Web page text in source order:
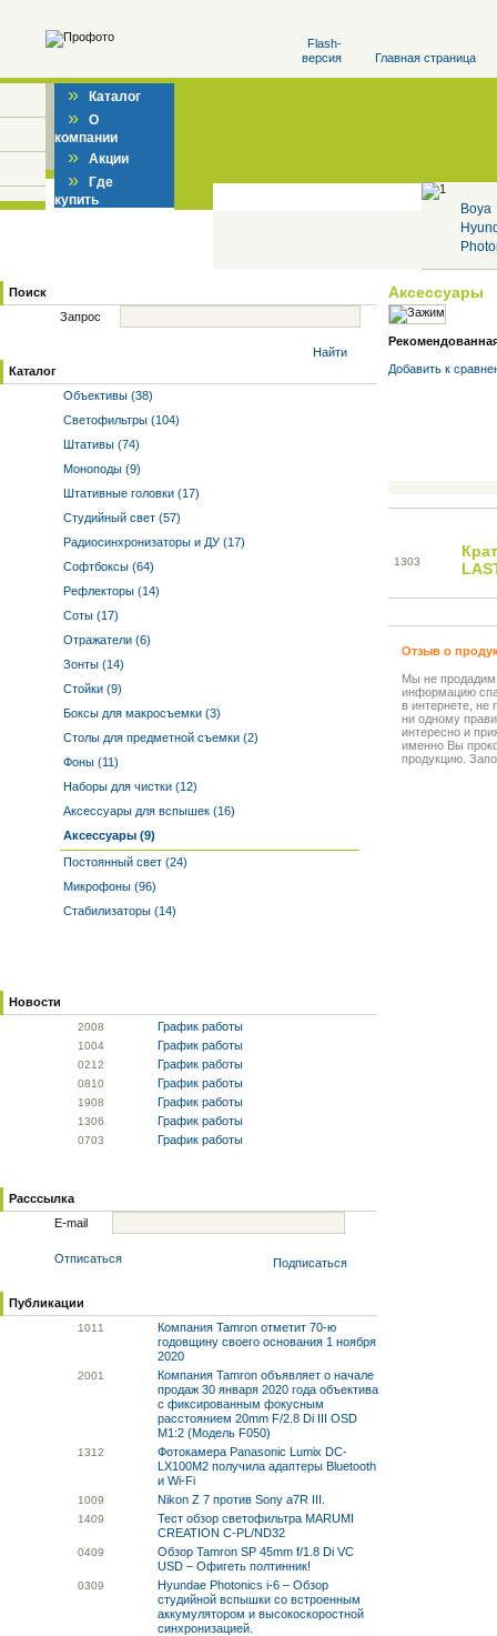
Flash-
версия
Главная страница
» Каталог
» О
компании
» Акции
» Где
купить
Boya
Поиск
Запрос
Найти
Каталог
Объективы (38)
Светофильтры (104)
Штативы (74)
Моноподы (9)
Штативные головки (17)
Студийный свет (57)
Радиосинхронизаторы и ДУ (17)
Софтбоксы (64)
Рефлекторы (14)
Соты (17)
Отражатели (6)
Зонты (14)
Стойки (9)
Боксы для макросъемки (3)
Столы для предметной съемки (2)
Фоны (11)
Наборы для чистки (12)
Аксессуары для вспышек (16)
Аксессуары (9)
Постоянный свет (24)
Микрофоны (96)
Стабилизаторы (14)
Новости
2008 График работы
1004 График работы
0212 График работы
0810 График работы
1908 График работы
1306 График работы
0703 График работы
Расссылка
E-mail
Отписаться Подписаться
Публикации
1011
Компания Tamron отметит 70-ю
годовщину своего основания 1 ноября
2020
2001
Компания Tamron объявляет о начале
продаж 30 января 2020 года объектива
с фиксированным фокусным
расстоянием 20mm F/2.8 Di III OSD
M1:2 (Модель F050)
1312
Фотокамера Panasonic Lumix DC-
LX100M2 получила адаптеры Bluetooth
и Wi-Fi
1009 Nikon Z 7 против Sony a7R III.
1409
Тест обзор светофильтра MARUMI
CREATION C-PL/ND32
0409
Обзор Tamron SP 45mm f/1.8 Di VC
USD – Офигеть полтинник!
0309
Hyundae Photonics i-6 – Обзор
студийной вспышки со встроенным
аккумулятором и высокоскоростной
синхронизацией.
Аксессуары
Добавить к
1303
Отзыв о
Мы не
информацию
в интернете, не
ни одному
интересно и
именно Вы
продукцию.